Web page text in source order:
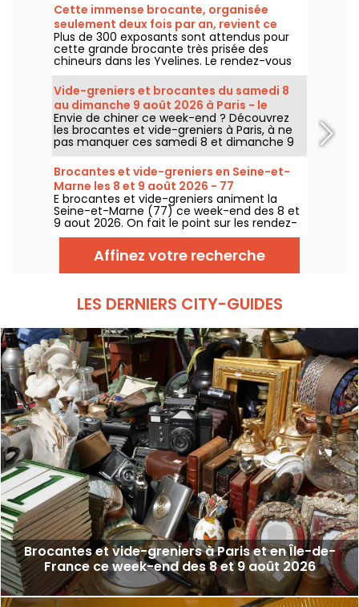
Cette immense brocante, organisée
seulement deux fois par an, revient ce
week-end dans les Yvelines
Plus de 300 exposants sont attendus pour
cette grande brocante très prisée des
chineurs dans les Yvelines. Le rendez-vous
revient sous le parking du Carrefour de
Montesson le dimanche 9 août 2026.
Vide-greniers et brocantes du samedi 8
au dimanche 9 août 2026 à Paris - le
programme du week-end
Envie de chiner ce week-end ? Découvrez
les brocantes et vide-greniers à Paris, à ne
pas manquer ces samedi 8 et dimanche 9
août 2026 pour faire le plein de bonnes
affaires.
Brocantes et vide-greniers en Seine-et-
Marne les 8 et 9 août 2026 - 77
E brocantes et vide-greniers animent la
Seine-et-Marne (77) ce week-end des 8 et
9 aout 2026. On fait le point sur les rendez-
vous qui vous attendent !
Affinez votre recherche
LES DERNIERS CITY-GUIDES
Brocantes et vide-greniers à Paris et en Île-de-
France ce week-end des 8 et 9 août 2026